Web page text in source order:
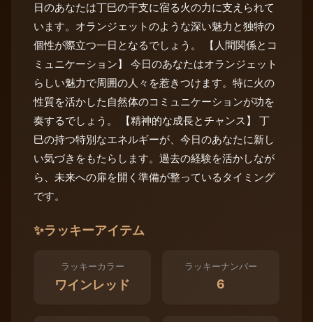
日のあなたは丁巳の干支に宿る火の力に支えられて
います。オランジェットのような深い魅力と独特の
個性が際立つ一日となるでしょう。 【人間関係とコ
ミュニケーション】 今日のあなたはオランジェット
らしい魅力で周囲の人々を惹きつけます。特に火の
性質を活かした自然体のコミュニケーションが功を
奏するでしょう。 【精神的な成長とチャンス】 丁
巳の持つ特別なエネルギーが、今日のあなたに新し
い気づきをもたらします。過去の経験を活かしなが
ら、未来への扉を開く準備が整っているタイミング
です。
✨ラッキーアイテム
ラッキーカラー
ワインレッド
ラッキーナンバー
6